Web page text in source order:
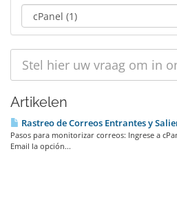
Artikelen
Rastreo de Correos Entrantes y
Pasos para monitorizar correos: Ingrese a
Email la opción...